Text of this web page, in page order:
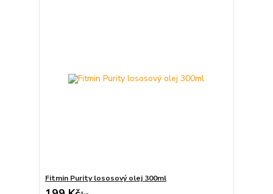
Fitmin Purity lososový olej 300ml